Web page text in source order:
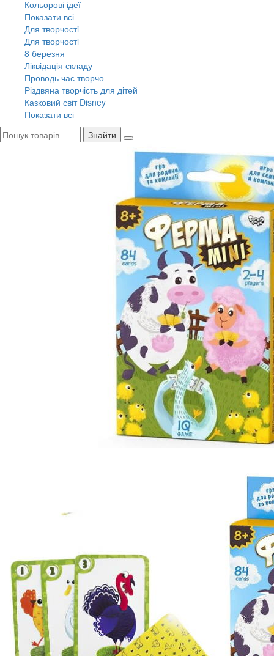
Кольорові ідеї
Показати всі
Для творчостi
Для творчостi
8 березня
Ліквідація складу
Проводь час творчо
Різдвяна творчість для дітей
Казковий світ Disney
Показати всі
Знайти